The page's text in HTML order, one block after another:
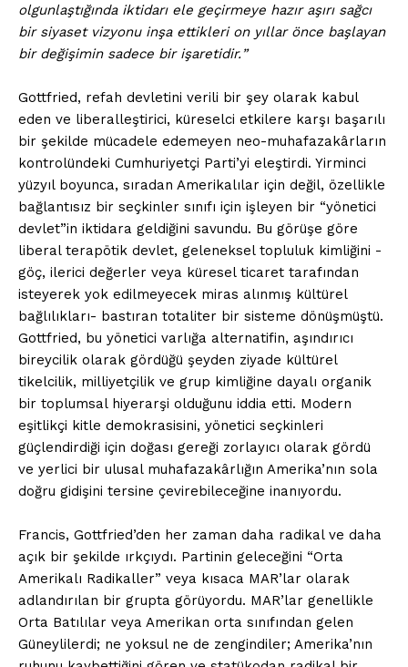
olgunlaştığında iktidarı ele geçirmeye hazır aşırı sağcı
bir siyaset vizyonu inşa ettikleri on yıllar önce başlayan
bir değişimin sadece bir işaretidir.
Gottfried, refah devletini verili bir şey olarak kabul
eden ve liberalleştirici, küreselci etkilere karşı başarılı
bir şekilde mücadele edemeyen neo-muhafazakârların
kontrolündeki Cumhuriyetçi Parti’yi eleştirdi. Yirminci
yüzyıl boyunca, sıradan Amerikalılar için değil, özellikle
bağlantısız bir seçkinler sınıfı için işleyen bir “yönetici
devlet”in iktidara geldiğini savundu. Bu görüşe göre
liberal terapötik devlet, geleneksel topluluk kimliğini -
göç, ilerici değerler veya küresel ticaret tarafından
isteyerek yok edilmeyecek miras alınmış kültürel
bağlılıkları- bastıran totaliter bir sisteme dönüşmüştü.
Gottfried, bu yönetici varlığa alternatifin, aşındırıcı
bireycilik olarak gördüğü şeyden ziyade kültürel
tikelcilik, milliyetçilik ve grup kimliğine dayalı organik
bir toplumsal hiyerarşi olduğunu iddia etti. Modern
eşitlikçi kitle demokrasisini, yönetici seçkinleri
güçlendirdiği için doğası gereği zorlayıcı olarak gördü
ve yerlici bir ulusal muhafazakârlığın Amerika’nın sola
doğru gidişini tersine çevirebileceğine inanıyordu.
Francis, Gottfried’den her zaman daha radikal ve daha
açık bir şekilde ırkçıydı. Partinin geleceğini “Orta
Amerikalı Radikaller” veya kısaca MAR’lar olarak
adlandırılan bir grupta görüyordu. MAR’lar genellikle
Orta Batılılar veya Amerikan orta sınıfından gelen
Güneylilerdi; ne yoksul ne de zengindiler; Amerika’nın